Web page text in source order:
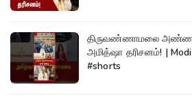
திருவண்ணாமலை
அமித்ஷா தரிசனம்! | Modi | BJP|
#shorts